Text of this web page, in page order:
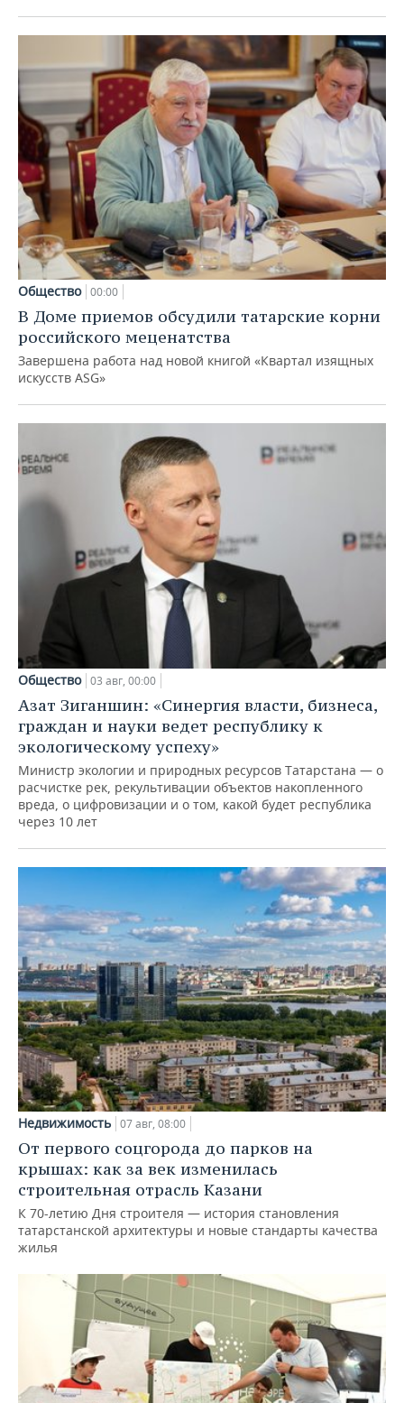
Общество 00:00
В Доме приемов обсудили татарские корни
российского меценатства
Завершена работа над новой книгой «Квартал изящных
искусств ASG»
Общество 03 авг, 00:00
Азат Зиганшин: «Синергия власти, бизнеса,
граждан и науки ведет республику к
экологическому успеху»
Министр экологии и природных ресурсов Татарстана — о
расчистке рек, рекультивации объектов накопленного
вреда, о цифровизации и о том, какой будет республика
через 10 лет
Недвижимость 07 авг, 08:00
От первого соцгорода до парков на
крышах: как за век изменилась
строительная отрасль Казани
К 70-летию Дня строителя — история становления
татарстанской архитектуры и новые стандарты качества
жилья